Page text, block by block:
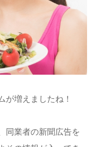
が増えましたね！
同業者の新聞広告を